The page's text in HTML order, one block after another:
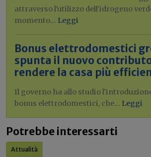
attraverso l'utilizzo dell'idrogeno
momento... Leggi
Bonus elettrodomestici
spunta il nuovo
rendere la casa più
Il governo ha allo studio
bonus elettrodomestici, che... Leggi
Potrebbe interessarti
Attualità